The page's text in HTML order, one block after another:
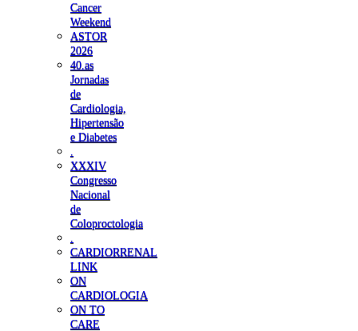
Cancer
Weekend
ASTOR
2026
40.as
Jornadas
de
Cardiologia,
Hipertensão
e Diabetes
XXXIV
Congresso
Nacional
de
Coloproctologia
CARDIORRENAL
LINK
ON
CARDIOLOGIA
ON TO
CARE